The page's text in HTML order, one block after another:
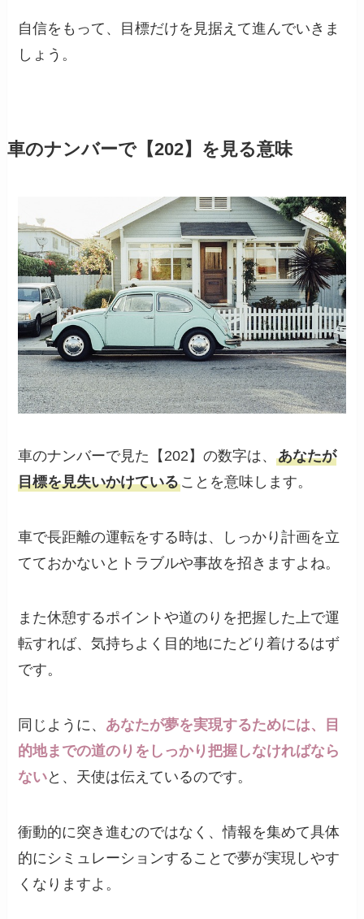
自信をもって、目標だけを見据えて進んでいきま
しょう。
車のナンバーで【202】を見る意味
車のナンバーで見た【202】の数字は、あなたが
目標を見失いかけていることを意味します。
車で長距離の運転をする時は、しっかり計画を立
てておかないとトラブルや事故を招きますよね。
また休憩するポイントや道のりを把握した上で運
転すれば、気持ちよく目的地にたどり着けるはず
です。
同じように、 あなたが夢を実現するためには、目
的地までの道のりをしっかり把握しなければなら
ないと、天使は伝えているのです。
衝動的に突き進むのではなく、情報を集めて具体
的にシミュレーションすることで夢が実現しやす
くなりますよ。